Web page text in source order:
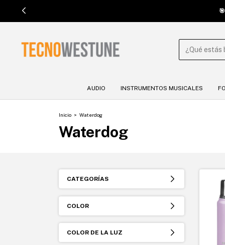
DUMONT 4739. 🎯
AUDIO INSTRUMENTOS MUSICALES
Inicio > Waterdog
Waterdog
CATEGORÍAS
COLOR
COLOR DE LA LUZ